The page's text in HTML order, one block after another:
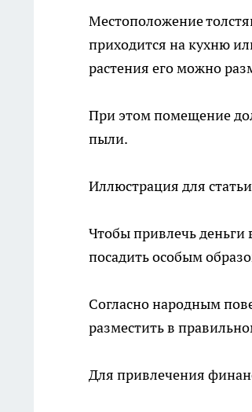
Местоположение
приходится на кухню
растения его можно
При этом помещение
пыли.
Иллюстрация для
Чтобы привлечь деньги
посадить особым
Согласно народным
разместить в
Для привлечения